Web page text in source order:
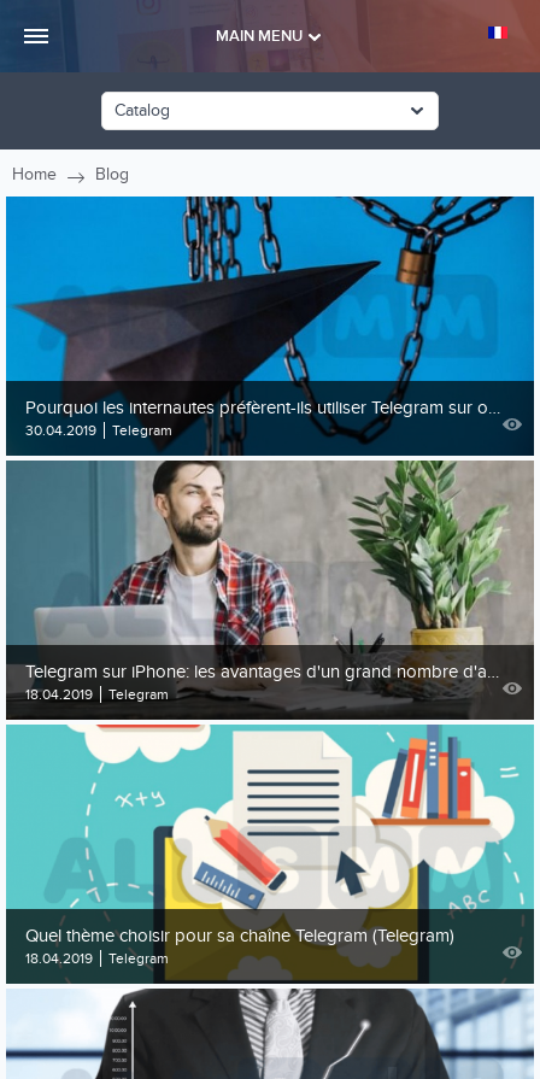
MAIN MENU
Catalog
Home Blog
Pourquoi les internautes préfèrent-ils utiliser Telegram sur ordinateur
30.04.2019 Telegram
Telegram sur iPhone: les avantages d'un grand nombre d'abonnés
18.04.2019 Telegram
Quel thème choisir pour sa chaîne Telegram (Telegram)
18.04.2019 Telegram